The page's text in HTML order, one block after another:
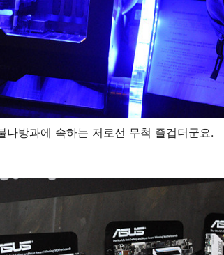
방과에 속하는 저로선 무척 즐겁더군요.